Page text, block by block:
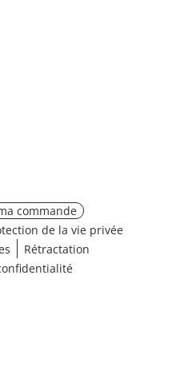
commande
de la vie privée
Rétractation